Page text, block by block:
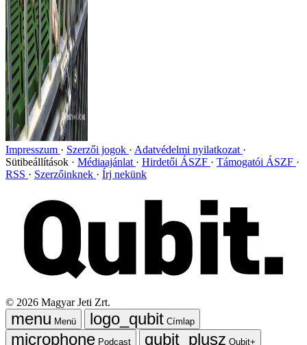
Impresszum Szerzői jogok
Adatvédelmi nyilatkozat
Sütibeállítások
Médiaajánlat Hirdetői ÁSZF
Támogatói ÁSZF
RSS
Szerzőinknek Írj nekünk
© 2026 Magyar Jeti Zrt.
Menü
Címlap
Podcast
Qubit+